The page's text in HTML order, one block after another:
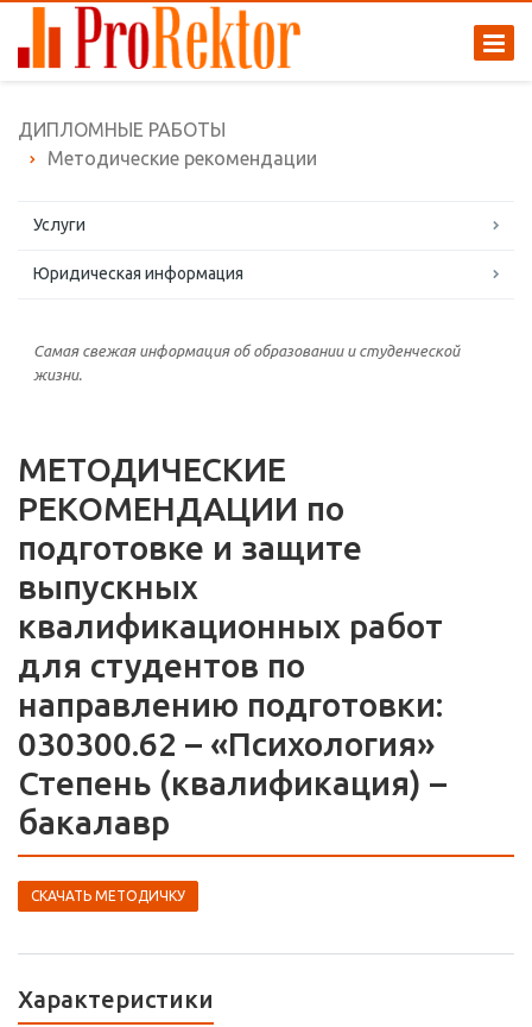
ДИПЛОМНЫЕ РАБОТЫ
Методические рекомендации
Услуги
Юридическая информация
Самая свежая информация об образовании и студенческой
жизни.
МЕТОДИЧЕСКИЕ
РЕКОМЕНДАЦИИ по
подготовке и защите
выпускных
квалификационных работ
для студентов по
направлению подготовки:
030300.62 – «Психология»
Степень (квалификация) –
бакалавр
СКАЧАТЬ МЕТОДИЧКУ
Характеристики